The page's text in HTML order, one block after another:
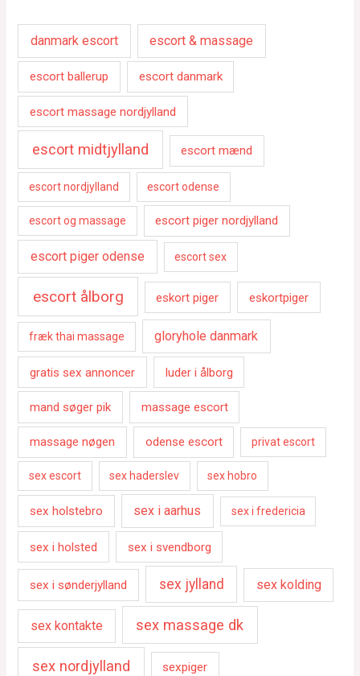
danmark escort escort & massage
escort ballerup escort danmark
escort massage nordjylland
escort midtjylland escort mænd
escort nordjylland escort odense
escort og massage escort piger nordjylland
escort piger odense escort sex
escort ålborg eskort piger eskortpiger
fræk thai massage gloryhole danmark
gratis sex annoncer luder i ålborg
mand søger pik massage escort
massage nøgen odense escort privat escort
sex escort sex haderslev sex hobro
sex holstebro sex i aarhus sex i fredericia
sex i holsted sex i svendborg
sex i sønderjylland sex jylland sex kolding
sex kontakte sex massage dk
sex nordjylland sexpiger